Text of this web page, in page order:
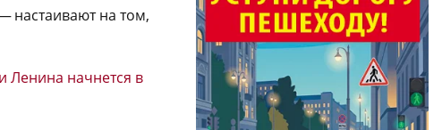
настаивают на том,
Ленина начнется в
У нижегородских абитуриентов стали
популярны инженерные направления
12:48
Как помощь людям стала главным делом
жизни для нижегородской студентки